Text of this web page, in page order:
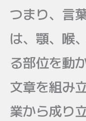
つまり、言
は、顎、喉
る部位を動
文章を組み
業から成り